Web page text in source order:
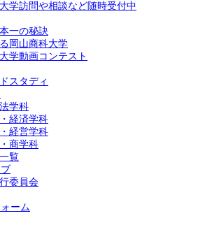
学訪問や相談など随時受付中
一の秘訣
岡山商科大学
学動画コンテスト
スタディ
学科
経済学科
経営学科
商学科
覧
委員会
ーム